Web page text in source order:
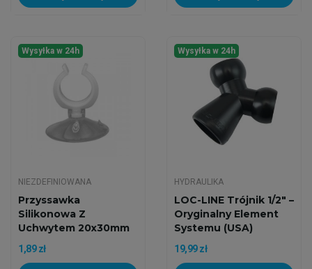
Wysyłka w 24h
NIEZDEFINIOWANA
Przyssawka
Silikonowa Z
Uchwytem 20x30mm
1,89 zł
Wysyłka w 24h
HYDRAULIKA
LOC-LINE Trójnik 1/2" –
Oryginalny Element
Systemu (USA)
19,99 zł